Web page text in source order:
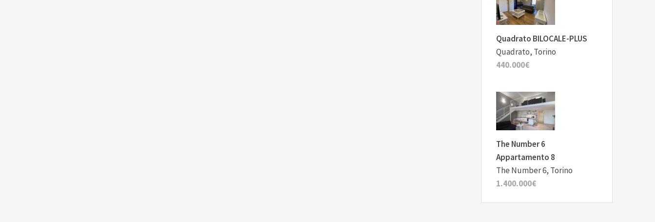
Quadrato BILOCALE-PLUS
Quadrato, Torino
440.000€
The Number 6
Appartamento 8
The Number 6, Torino
1.400.000€